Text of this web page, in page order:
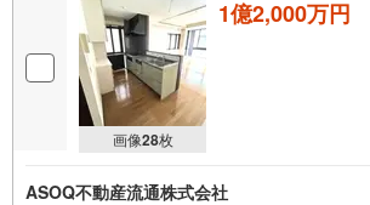
画像28枚
1億2,000万円
ASOQ不動産流通株式会社